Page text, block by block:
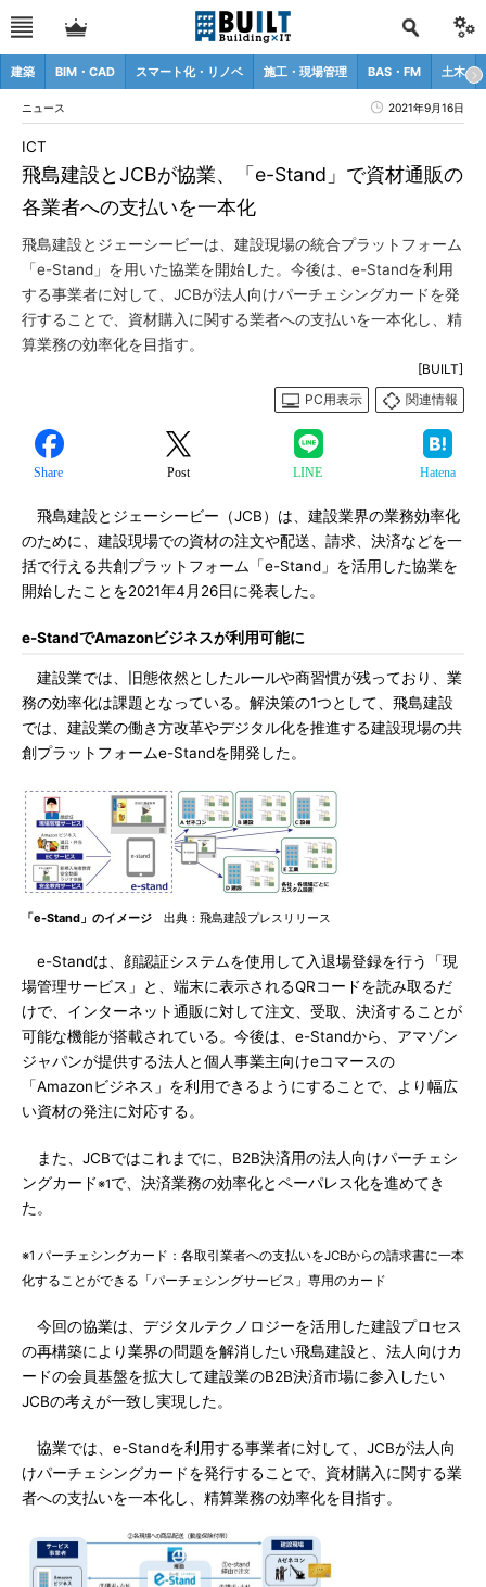
建築 BIM・CAD スマート化・リノベ 施工・現場管理 BAS・FM 土木
ニュース 2021年9月16日
飛島建設とJCBが協業、「e-Stand」で資材通販の
各業者への支払いを一本化
ICT
飛島建設とジェーシービーは、建設現場の統合プラットフォーム
「e-Stand」を用いた協業を開始した。今後は、e-Standを利用
する事業者に対して、JCBが法人向けパーチェシングカードを発
行することで、資材購入に関する業者への支払いを一本化し、精
算業務の効率化を目指す。
[BUILT]
PC用表示
関連情報
Share Post LINE Hatena
飛島建設とジェーシービー（JCB）は、建設業界の業務効率化
のために、建設現場での資材の注文や配送、請求、決済などを一
括で行える共創プラットフォーム「e-Stand」を活用した協業を
開始したことを2021年4月26日に発表した。
e-StandでAmazonビジネスが利用可能に
建設業では、旧態依然としたルールや商習慣が残っており、業
務の効率化は課題となっている。解決策の1つとして、飛島建設
では、建設業の働き方改革やデジタル化を推進する建設現場の共
創プラットフォームe-Standを開発した。
「e-Stand」のイメージ 出典：飛島建設プレスリリース
e-Standは、顔認証システムを使用して入退場登録を行う「現
場管理サービス」と、端末に表示されるQRコードを読み取るだ
けで、インターネット通販に対して注文、受取、決済することが
可能な機能が搭載されている。今後は、e-Standから、アマゾン
ジャパンが提供する法人と個人事業主向けeコマースの
「Amazonビジネス」を利用できるようにすることで、より幅広
い資材の発注に対応する。
また、JCBではこれまでに、B2B決済用の法人向けパーチェシ
ングカード※1で、決済業務の効率化とペーパレス化を進めてき
た。
※1 パーチェシングカード：各取引業者への支払いをJCBからの請求書に一本
化することができる「パーチェシングサービス」専用のカード
今回の協業は、デジタルテクノロジーを活用した建設プロセス
の再構築により業界の問題を解消したい飛島建設と、法人向けカ
ードの会員基盤を拡大して建設業のB2B決済市場に参入したい
JCBの考えが一致し実現した。
協業では、e-Standを利用する事業者に対して、JCBが法人向
けパーチェシングカードを発行することで、資材購入に関する業
者への支払いを一本化し、精算業務の効率化を目指す。